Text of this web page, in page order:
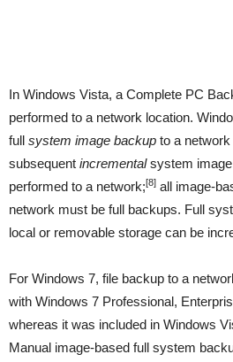
In Windows Vista, a Complete PC
performed to a network location.
full system image backup to a
subsequent incrementalsystem
performed to a network;[8] all image-
network must be full backups. Full
local or removable storage can be
For Windows 7, file backup to a
with Windows 7 Professional,
whereas it was included in Windows
Manual image-based full system